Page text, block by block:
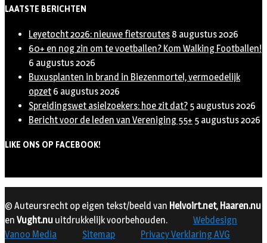
LAATSTE BERICHTEN
Leyetocht 2026: nieuwe fietsroutes 8 augustus 2026
60+ en nog zin om te voetballen? Kom Walking Footballen!
6 augustus 2026
Buxusplanten in brand in Biezenmortel, vermoedelijk
opzet 6 augustus 2026
Spreidingswet asielzoekers: hoe zit dat? 5 augustus 2026
Bericht voor de leden van Vereniging 55+ 5 augustus 2026
LIKE ONS OP FACEBOOK!
© Auteursrecht op eigen tekst/beeld van Helvoirt.net, Haaren.nu
en Vught.nu uitdrukkelijk voorbehouden.
Webdesign
Vanoo Media
Sitemap Privacy Verklaring AVG